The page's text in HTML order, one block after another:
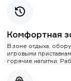
Комфортная
В зоне отдыха,
игровыми
горячие напитки.